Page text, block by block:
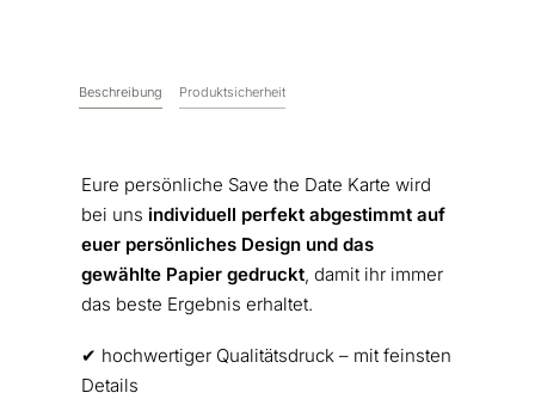
Beschreibung Produktsicherheit
Eure persönliche Save the Date Karte wird
bei uns individuell perfekt abgestimmt auf
euer persönliches Design und das
gewählte Papier gedruckt, damit ihr immer
das beste Ergebnis erhaltet.
✔︎ hochwertiger Qualitätsdruck – mit feinsten
Details